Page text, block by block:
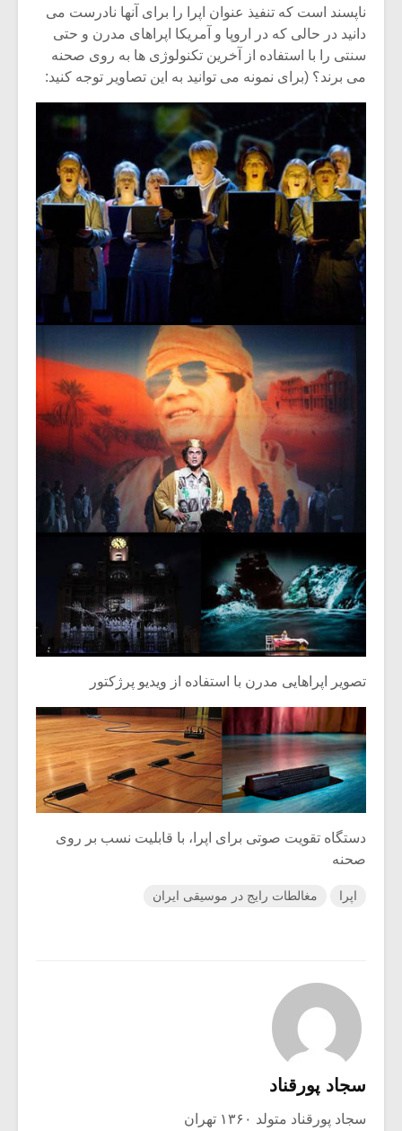
ناپسند است که تنفیذ عنوان اپرا را برای آنها نادرست می
دانید در حالی که در اروپا و آمریکا اپراهای مدرن و حتی
سنتی را با استفاده از آخرین تکنولوژی ها به روی صحنه
می برند؟ (برای نمونه می توانید به این تصاویر توجه کنید:
تصویر اپراهایی مدرن با استفاده از ویدیو پرژکتور
دستگاه تقویت صوتی برای اپرا، با قابلیت نسب بر روی
صحنه
اپرا مغالطات رایج در موسیقی ایران
سجاد پورقناد
سجاد پورقناد متولد ۱۳۶۰ تهران